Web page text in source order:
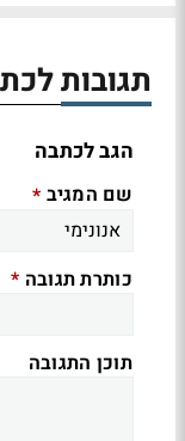
תגובות
הגב לכתבה
שם המגיב *
כותרת תגובה *
תוכן התגובה